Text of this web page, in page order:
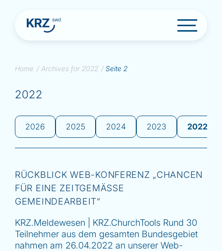
Home / Archives for 2022 / Seite 2
2022
2026 2025 2024 2023 2022
RÜCKBLICK WEB-KONFERENZ „CHANCEN
FÜR EINE ZEITGEMÄSSE G
EMEINDEARBEIT“
KRZ.Meldewesen | KRZ.ChurchTools Rund 30
Teilnehmer aus dem gesamten Bundesgebiet
nahmen am 26.04.2022 an unserer Web-